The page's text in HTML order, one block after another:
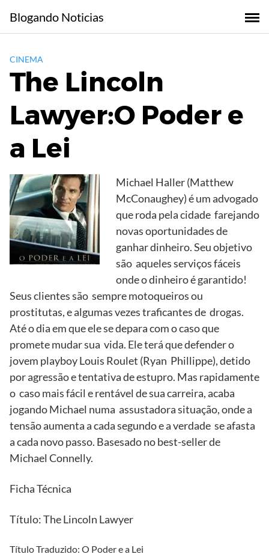
content
Blogando Noticias
CINEMA
The Lincoln
Lawyer:O Poder e
a Lei
Michael Haller (Matthew
McConaughey) é um advogado
que roda pela cidade farejando
novas oportunidades de
ganhar dinheiro. Seu objetivo
são aqueles serviços fáceis
onde o dinheiro é garantido!
Seus clientes são sempre motoqueiros ou
prostitutas, e algumas vezes traficantes de drogas.
Até o dia em que ele se depara com o caso que
promete mudar sua vida. Ele terá que defender o
jovem playboy Louis Roulet (Ryan Phillippe), detido
por agressão e tentativa de estupro. Mas rapidamente
o caso mais fácil e rentável de sua carreira, acaba
jogando Michael numa assustadora situação, onde a
tensão aumenta a cada segundo e a verdade se afasta
a cada novo passo. Basesado no best-seller de
Michael Connelly.
Ficha Técnica
Título: The Lincoln Lawyer
Título Traduzido: O Poder e a Lei